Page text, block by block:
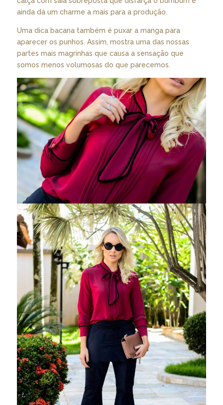
ainda dá um charme a mais para a produção.
Uma dica bacana também é puxar a manga para
aparecer os punhos. Assim, mostra uma das nossas
partes mais magrinhas que causa a sensação que
somos menos volumosas do que parecemos.